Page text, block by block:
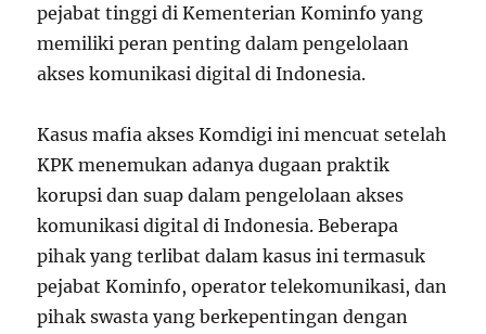
pejabat tinggi di Kementerian Kominfo yang
memiliki peran penting dalam pengelolaan
akses komunikasi digital di Indonesia.
Kasus mafia akses Komdigi ini mencuat setelah
KPK menemukan adanya dugaan praktik
korupsi dan suap dalam pengelolaan akses
komunikasi digital di Indonesia. Beberapa
pihak yang terlibat dalam kasus ini termasuk
pejabat Kominfo, operator telekomunikasi, dan
pihak swasta yang berkepentingan dengan